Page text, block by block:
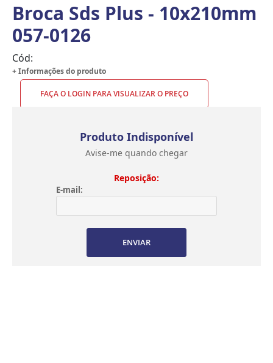
Broca Sds Plus - 10x210mm
057-0126
Cód:
+ Informações do produto
FAÇA O LOGIN PARA VISUALIZAR O PREÇO
Produto Indisponível
Avise-me quando chegar
Reposição:
E-mail:
ENVIAR